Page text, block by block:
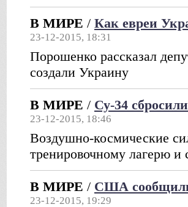
В МИРЕ / Как евреи
23-12-2015, 18:31
Порошенко рассказал
создали Украину
В МИРЕ / Су-34
23-12-2015, 18:46
Воздушно-космические
тренировочному лагерю и
В МИРЕ / США
23-12-2015, 19:29